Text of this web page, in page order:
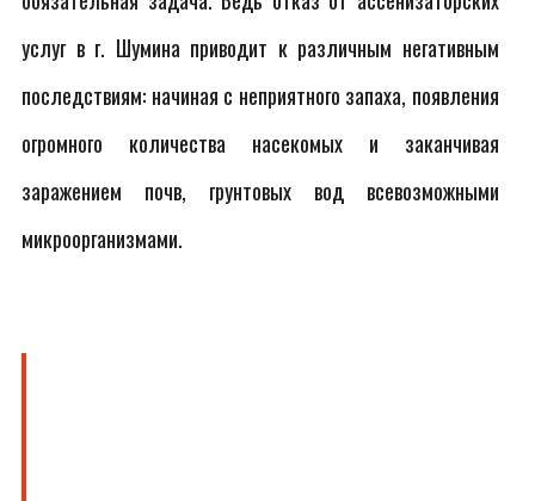
услуг в г. Шумина приводит к различным негативным
последствиям: начиная с неприятного запаха, появления
огромного количества насекомых и заканчивая
заражением почв, грунтовых вод всевозможными
микроорганизмами.